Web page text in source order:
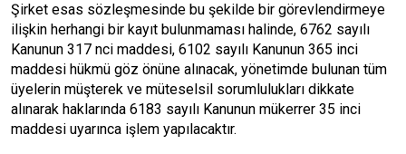
Şirket esas sözleşmesinde bu şekilde bir görevlendirmeye
ilişkin herhangi bir kayıt bulunmaması halinde, 6762 sayılı
Kanunun 317 nci maddesi, 6102 sayılı Kanunun 365 inci
maddesi hükmü göz önüne alınacak, yönetimde bulunan tüm
üyelerin müşterek ve müteselsil sorumlulukları dikkate
alınarak haklarında 6183 sayılı Kanunun mükerrer 35 inci
maddesi uyarınca işlem yapılacaktır.